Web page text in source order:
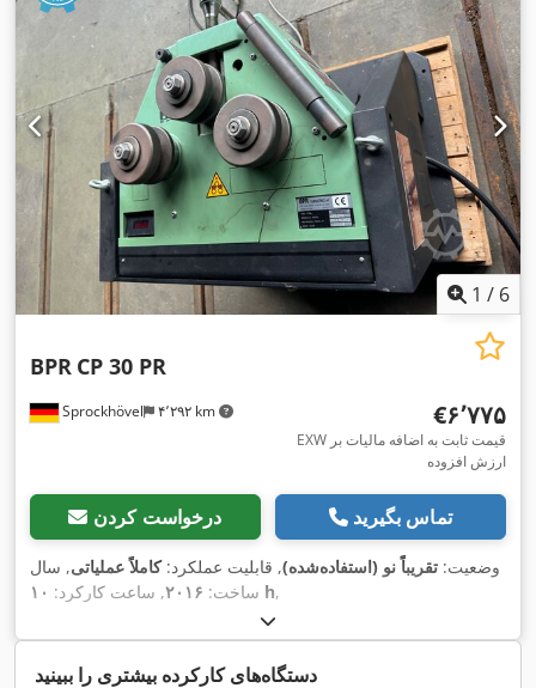
1 / 6
Sprockhövel ۴٬۲۹۲ km
BPR CP 30 PR
‎€۶٬۷۷۵
EXW قیمت ثابت به اضافه مالیات بر
ارزش افزوده
درخواست کردن تماس بگیرید
وضعیت: تقریباً نو (استفاده‌شده), قابلیت عملکرد:کاملاً عملیاتی, سال
ساخت: ۲۰۱۶, ساعت کارکرد: ۱۰ h,
دستگاه‌های کارکرده بیشتری را ببینید